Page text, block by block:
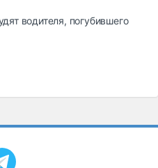
водителя, погубившего